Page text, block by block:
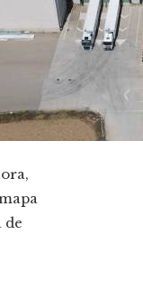
de